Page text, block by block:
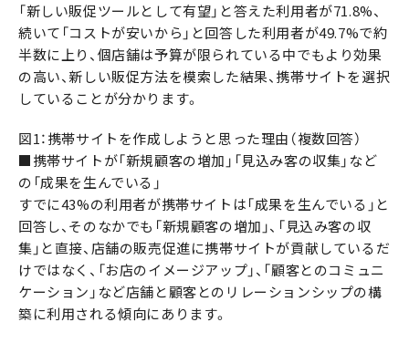
「新しい販促ツールとして有望」と答えた利用者が71.8%、
続いて「コストが安いから」と回答した利用者が49.7%で約
半数に上り、個店舗は予算が限られている中でもより効果
の高い、新しい販促方法を模索した結果、携帯サイトを選択
していることが分かります。
図1：携帯サイトを作成しようと思った理由（複数回答）
■携帯サイトが「新規顧客の増加」「見込み客の収集」など
の「成果を生んでいる」
すでに43%の利用者が携帯サイトは「成果を生んでいる」と
回答し、そのなかでも「新規顧客の増加」、「見込み客の収
集」と直接、店舗の販売促進に携帯サイトが貢献しているだ
けではなく、「お店のイメージアップ」、「顧客とのコミュニ
ケーション」など店舗と顧客とのリレーションシップの構
築に利用される傾向にあります。